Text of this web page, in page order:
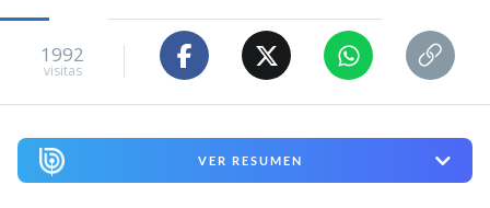
1992
visitas
VER RESUMEN